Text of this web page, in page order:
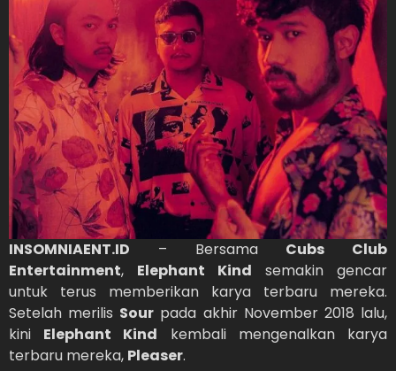
INSOMNIAENT.ID – Bersama Cubs Club
Entertainment, Elephant Kind semakin gencar
untuk terus memberikan karya terbaru mereka.
Setelah merilis Sour pada akhir November 2018 lalu,
kini Elephant Kind kembali mengenalkan karya
terbaru mereka, Pleaser.